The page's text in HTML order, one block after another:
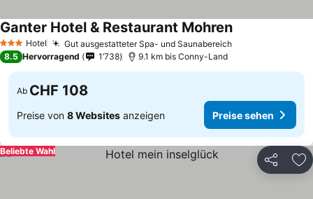
3 SterneHotel Gut ausgestatteter Spa- und SaunabereichPreise sehen
Ganter Hotel & Restaurant MohrenPreise sehen
8.5 Hervorragend 1’738 9.1 km bis Conny-Land
Ab CHF 108
Preise von 8 Websites anzeigen Preise sehen
Teilen
Beliebte Wahl